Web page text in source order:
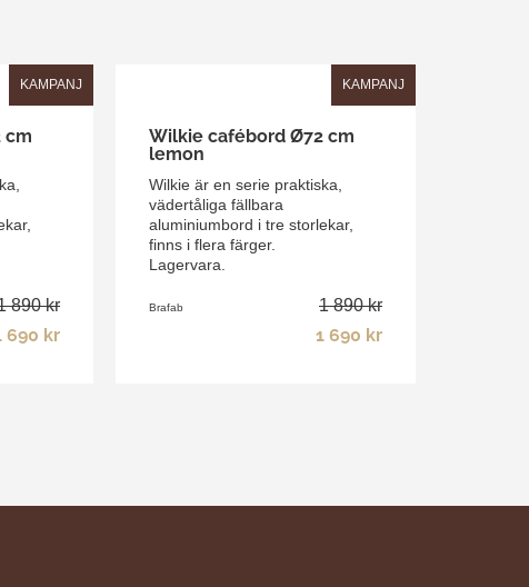
KAMPANJ
cm
890 kr
690 kr
KAMPANJ
Wilkie cafébord Ø72 cm
lemon
Wilkie är en serie praktiska,
vädertåliga fällbara
aluminiumbord i tre storlekar,
finns i flera färger.
Lagervara.
Brafab 1 890 kr
1 690 kr